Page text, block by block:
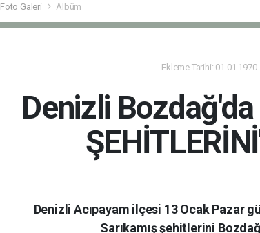
Foto Galeri Albüm
Ekleme Tarihi: 01.01.1970
Denizli
Denizli Acıpayam ilçesi 13 Ocak Pazar
Sarıkamış şehitlerini